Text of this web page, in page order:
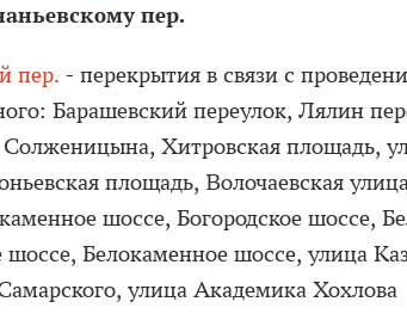
пер.
пер. - перекрытия в связи с
Барашевский переулок, Лялин
Хитровская площадь,
площадь, Волочаевская
шоссе, Богородское шоссе,
шоссе, Белокаменное шоссе, улица
улица Академика Хохлова